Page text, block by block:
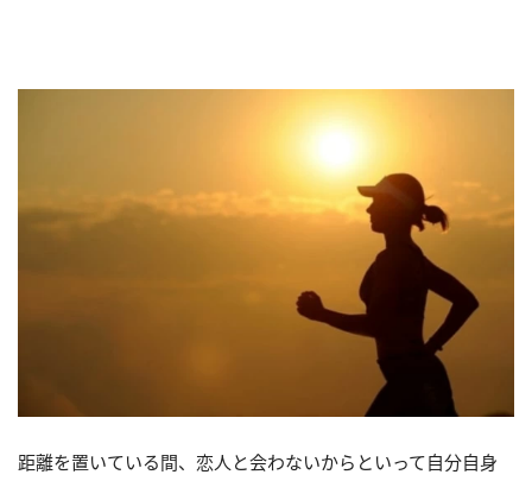
距離を置いている間、恋人と会わないからといって自分自身